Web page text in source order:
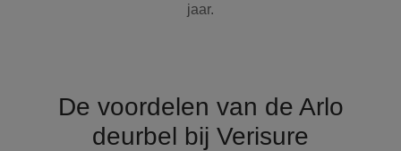
jaar.
De voordelen van de Arlo
deurbel bij Verisure